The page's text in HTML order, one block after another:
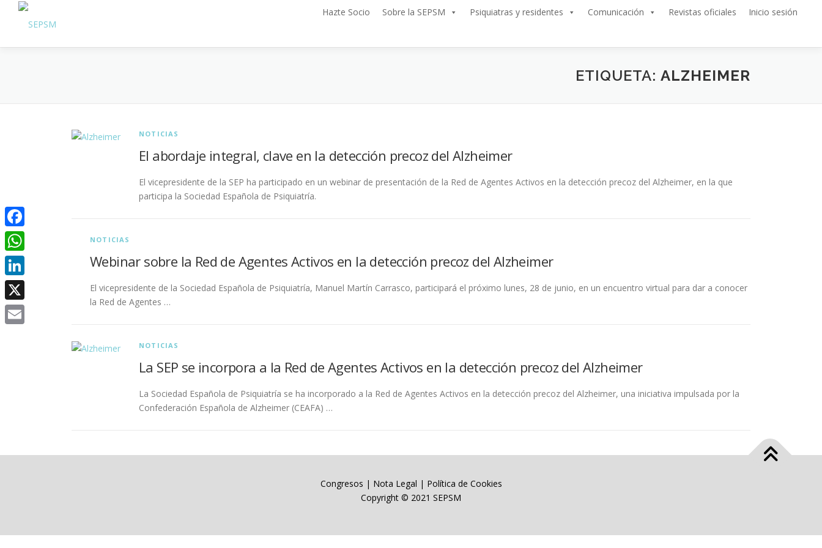
Hazte Socio Sobre la SEPSM Psiquiatras y residentes Comunicación Revistas oficiales Inicio sesión
ETIQUETA: ALZHEIMER
NOTICIAS
El abordaje integral, clave en la detección precoz del Alzheimer
El vicepresidente de la SEP ha participado en un webinar de presentación de la Red de Agentes Activos en la detección precoz del Alzheimer, en la que
participa la Sociedad Española de Psiquiatría.
NOTICIAS
Webinar sobre la Red de Agentes Activos en la detección precoz del Alzheimer
El vicepresidente de la Sociedad Española de Psiquiatría, Manuel Martín Carrasco, participará el próximo lunes, 28 de junio, en un encuentro virtual para dar a conocer
la Red de Agentes …
NOTICIAS
La SEP se incorpora a la Red de Agentes Activos en la detección precoz del Alzheimer
La Sociedad Española de Psiquiatría se ha incorporado a la Red de Agentes Activos en la detección precoz del Alzheimer, una iniciativa impulsada por la
Confederación Española de Alzheimer (CEAFA) …
Congresos | Nota Legal | Política de Cookies
Copyright © 2021 SEPSM
Facebook
WhatsApp
LinkedIn
X